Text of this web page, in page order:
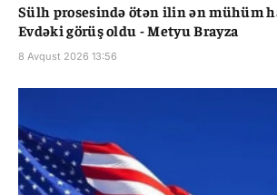
Sülh prosesində ötən ilin ən mühüm
Evdəki görüş oldu - Metyu Brayza
8 Avqust 2026 13:56